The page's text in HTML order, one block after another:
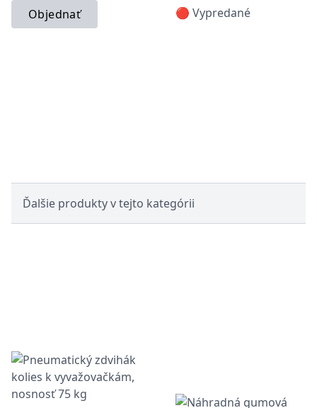
Objednať
🔴 Vypredané
Ďalšie produkty v tejto kategórii